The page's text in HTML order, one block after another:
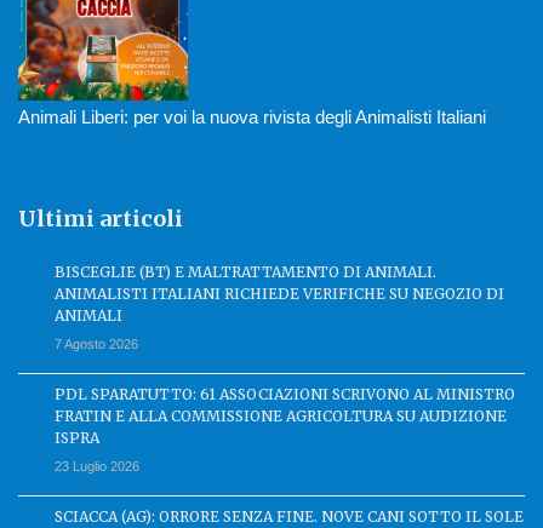
Animali Liberi: per voi la nuova rivista degli Animalisti Italiani
Ultimi articoli
BISCEGLIE (BT) E MALTRATTAMENTO DI ANIMALI.
ANIMALISTI ITALIANI RICHIEDE VERIFICHE SU NEGOZIO DI
ANIMALI
7 Agosto 2026
PDL SPARATUTTO: 61 ASSOCIAZIONI SCRIVONO AL MINISTRO
FRATIN E ALLA COMMISSIONE AGRICOLTURA SU AUDIZIONE
ISPRA
23 Luglio 2026
SCIACCA (AG): ORRORE SENZA FINE. NOVE CANI SOTTO IL SOLE